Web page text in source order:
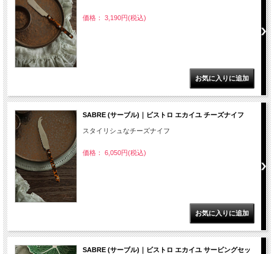
価格： 3,190円(税込)
SABRE (サーブル)｜ビストロ エカイユ チーズナイフ
スタイリシュなチーズナイフ
価格： 6,050円(税込)
SABRE (サーブル)｜ビストロ エカイユ サービングセッ